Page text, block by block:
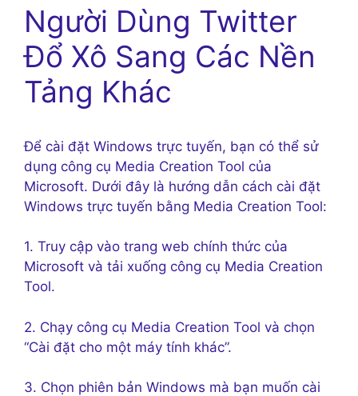
Người Dùng Twitter
Đổ Xô Sang Các Nền
Tảng Khác
Để cài đặt Windows trực tuyến, bạn có thể sử
dụng công cụ Media Creation Tool của
Microsoft. Dưới đây là hướng dẫn cách cài đặt
Windows trực tuyến bằng Media Creation Tool:
1. Truy cập vào trang web chính thức của
Microsoft và tải xuống công cụ Media Creation
Tool.
2. Chạy công cụ Media Creation Tool và chọn
“Cài đặt cho một máy tính khác”.
3. Chọn phiên bản Windows mà bạn muốn cài